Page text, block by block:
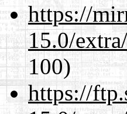
https://
15.0/
100)
https://